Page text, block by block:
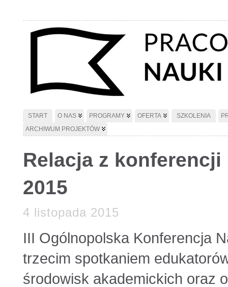
START O NAS PROGRAMY OFERTA SZKOLENIA
ARCHIWUM PROJEKTÓW
Relacja z konferencji
2015
4 listopada 2015
III Ogólnopolska Konferencja
trzecim spotkaniem
środowisk akademickich oraz